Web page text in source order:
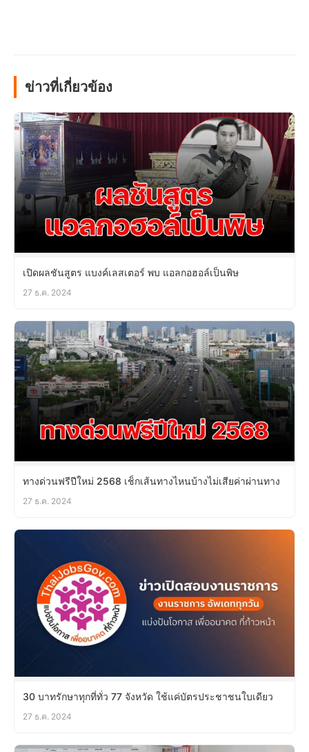
ข่าวที่เกี่ยวข้อง
เปิดผลชันสูตร แบงค์เลสเตอร์ พบ แอลกอฮอล์เป็นพิษ
27 ธ.ค. 2024
ทางด่วนฟรีปีใหม่ 2568 เช็กเส้นทางไหนบ้างไม่เสียค่าผ่านทาง
27 ธ.ค. 2024
30 บาทรักษาทุกที่ทั่ว 77 จังหวัด ใช้แค่บัตรประชาชนใบเดียว
27 ธ.ค. 2024